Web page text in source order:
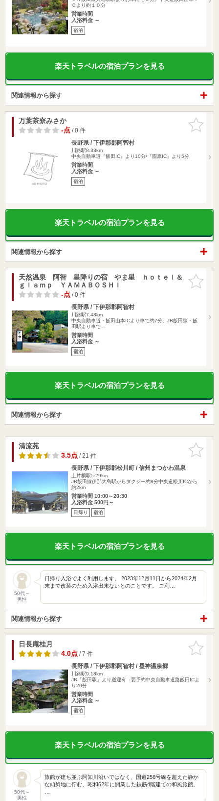
Ｃより約１０分
営業時間
入浴料金 ～
宿泊
楽天トラベルの宿泊プランを見る
関連情報から探す
お気に入
りに追加
万葉茶寮みさか
-点/ 0 件
長野県 / 下伊那郡阿智村
川路駅8.33km
中央自動車道『飯田IC』より10分/『園原IC』より5分
営業時間
入浴料金 ～
宿泊
楽天トラベルの宿泊プランを見る
関連情報から探す
お気に入
りに追加
天然温泉 阿智 星降りの宿 やま星 ｈｏｔｅｌ＆
ｇｌａｍｐ ＹＡＭＡＢＯＳＨＩ
-点/ 0 件
長野県 / 下伊那郡阿智村
川路駅7.48km
中央自動車道・飯田山本ICより車で約7分。JR飯田線・飯
田駅より車で…
営業時間
入浴料金 ～
宿泊
楽天トラベルの宿泊プランを見る
関連情報から探す
お気に入
りに追加
清流苑
3.5点/ 21 件
長野県 / 下伊那郡松川町 / 信州まつかわ温泉
上片桐駅5.29km
JR飯田線伊那大島駅からタクシー約8分中央道松川ICから
約2km
営業時間 10:00～20:30
入浴料金 500円～
日帰り 宿泊
楽天トラベルの宿泊プランを見る
50代～
男性
日帰り入浴でよく利用します。 2023年12月11日から2024年2月
末まで改装のため入浴出来ないとのことです。 ご利…
関連情報から探す
お気に入
りに追加
日長庵桂月
4.0点/ 7 件
長野県 / 下伊那郡阿智村 / 昼神温泉郷
川路駅9.18km
JR「飯田駅」より送迎有 要予約中央自動車道路飯田ICよ
り20分
営業時間
入浴料金 ～
宿泊
楽天トラベルの宿泊プランを見る
50代～
男性
旅館が建ち並ぶ阿知川沿いではなく、国道256号線を超えた静か
な傾斜地に佇む、昭和62年に開業した鉄筋4階建ての和風旅館。